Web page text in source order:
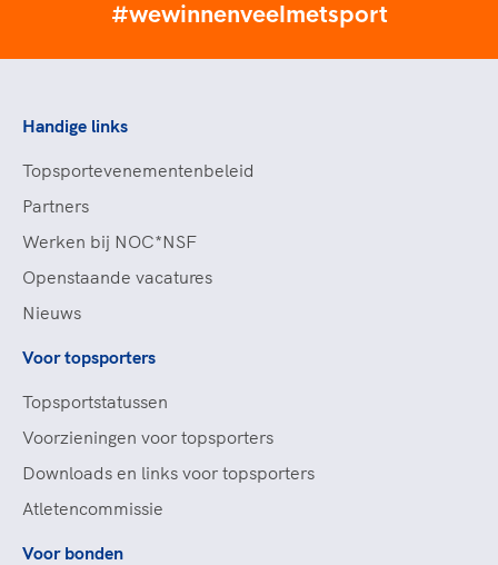
#wewinnenveelmetsport
Handige links
Topsportevenementenbeleid
Partners
Werken bij NOC*NSF
Openstaande vacatures
Nieuws
Voor topsporters
Topsportstatussen
Voorzieningen voor topsporters
Downloads en links voor topsporters
Atletencommissie
Voor bonden